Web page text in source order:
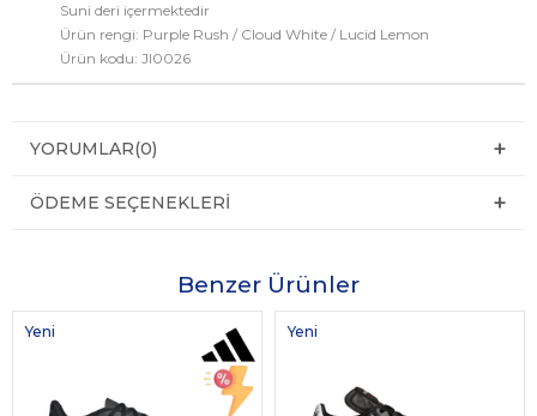
Suni deri içermektedir
Ürün rengi: Purple Rush / Cloud White / Lucid Lemon
Ürün kodu: JI0026
YORUMLAR(0)
ÖDEME SEÇENEKLERI
Benzer Ürünler
Yeni
Yeni